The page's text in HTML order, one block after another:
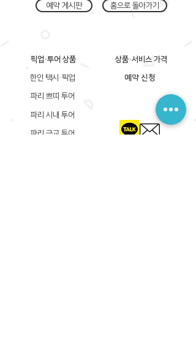
예약 게시판 홈으로 돌아가기
픽업·투어 상품
한인 택시·픽업
상품·서비스 가격
예약 신청
파리 쁘띠 투어
파리 시내 투어
파리 근교 투어